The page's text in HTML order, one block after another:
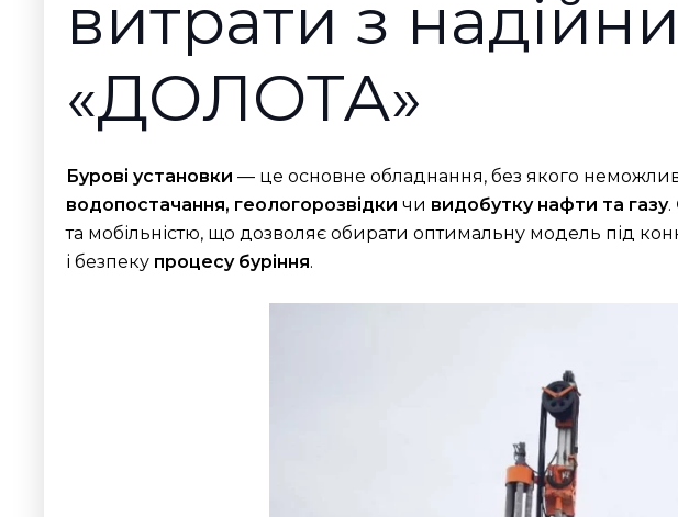
витрати з
«ДОЛОТА»
Бурові установки — це основне обладнання, без якого
водопостачання, геологорозвідки чи видобутку нафти та газу.
та мобільністю, що дозволяє обирати оптимальну модель під
і безпеку процесу буріння.